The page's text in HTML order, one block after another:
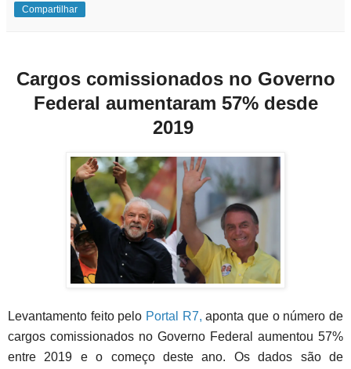
Compartilhar
Cargos comissionados no Governo
Federal aumentaram 57% desde
2019
Levantamento feito pelo Portal R7, aponta que onúmero de
cargos comissionados no Governo Federal aumentou 57%
entre 2019 e o começo deste ano. Os dados são de